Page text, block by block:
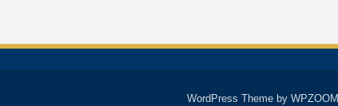
WordPress Theme by WPZOOM